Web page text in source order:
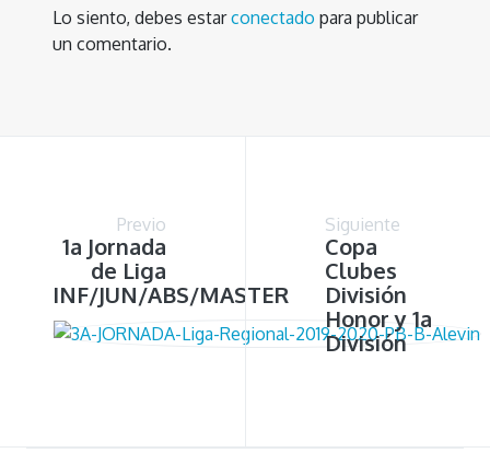
Lo siento, debes estarconectado para publicar
un comentario.
Previo
1a Jornada
de Liga
INF/JUN/ABS/MASTER
Siguiente
Copa
Clubes
División
Honor y 1a
División